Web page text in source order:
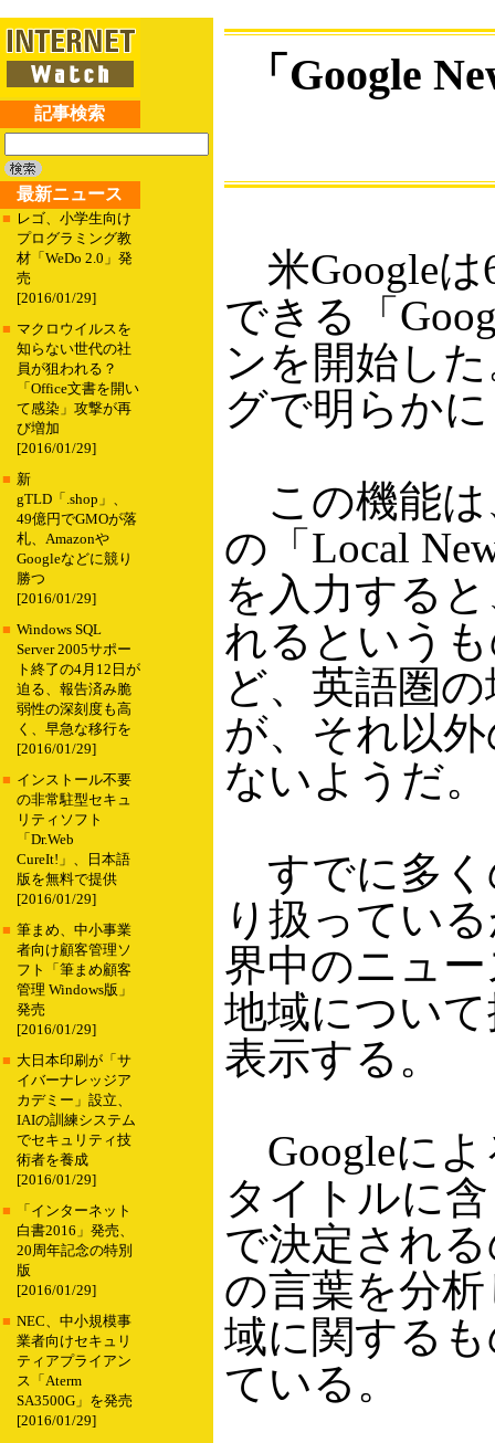
記事検索
最新ニュース
■ レゴ、小学生向け
プログラミング教
材「WeDo 2.0」発
売
[2016/01/29]
■ マクロウイルスを
知らない世代の社
員が狙われる？
「Office文書を開い
て感染」攻撃が再
び増加
[2016/01/29]
■ 新
gTLD「.shop」、
49億円でGMOが落
札、Amazonや
Googleなどに競り
勝つ
[2016/01/29]
■ Windows SQL
Server 2005サポー
ト終了の4月12日が
迫る、報告済み脆
弱性の深刻度も高
く、早急な移行を
[2016/01/29]
■ インストール不要
の非常駐型セキュ
リティソフト
「Dr.Web
CureIt!」、日本語
版を無料で提供
[2016/01/29]
■ 筆まめ、中小事業
者向け顧客管理ソ
フト「筆まめ顧客
管理 Windows版」
発売
[2016/01/29]
■ 大日本印刷が「サ
イバーナレッジア
カデミー」設立、
IAIの訓練システム
でセキュリティ技
術者を養成
[2016/01/29]
■
「インターネット
白書2016」発売、
20周年記念の特別
版
[2016/01/29]
■ NEC、中小規模事
業者向けセキュリ
ティアプライアン
ス「Aterm
SA3500G」を発売
[2016/01/29]
「Google
米Googleは
できる「
ンを開始し
グで明らか
この機能は
の「Local
を入力する
れるという
ど、英語圏
が、それ以
ないようだ。
すでに多く
り扱ってい
界中のニュ
地域につい
表示する。
Googleによ
タイトルに
で決定され
の言葉を分
域に関する
ている。